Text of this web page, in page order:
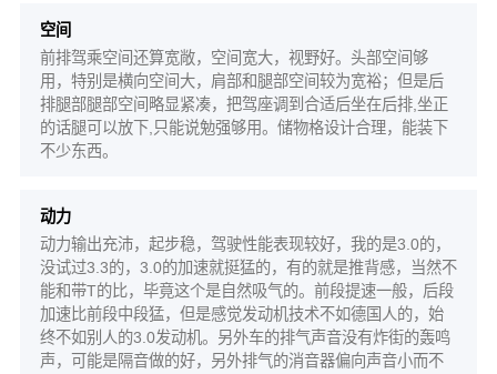
空间
前排驾乘空间还算宽敞，空间宽大，视野好。头部空间够
用，特别是横向空间大，肩部和腿部空间较为宽裕；但是后
排腿部腿部空间略显紧凑，把驾座调到合适后坐在后排,坐正
的话腿可以放下,只能说勉强够用。储物格设计合理，能装下
不少东西。
动力
动力输出充沛，起步稳，驾驶性能表现较好，我的是3.0的，
没试过3.3的，3.0的加速就挺猛的，有的就是推背感，当然不
能和带T的比，毕竟这个是自然吸气的。前段提速一般，后段
加速比前段中段猛，但是感觉发动机技术不如德国人的，始
终不如别人的3.0发动机。另外车的排气声音没有炸街的轰鸣
声，可能是隔音做的好，另外排气的消音器偏向声音小而不